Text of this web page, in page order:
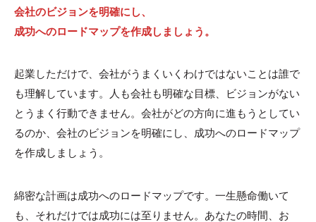
会社のビジョンを明確にし、
成功へのロードマップを作成しましょう。
起業しただけで、会社がうまくいくわけではないことは誰で
も理解しています。人も会社も明確な目標、ビジョンがない
とうまく行動できません。会社がどの方向に進もうとしてい
るのか、会社のビジョンを明確にし、成功へのロードマップ
を作成しましょう。
綿密な計画は成功へのロードマップです。一生懸命働いて
も、それだけでは成功には至りません。あなたの時間、お